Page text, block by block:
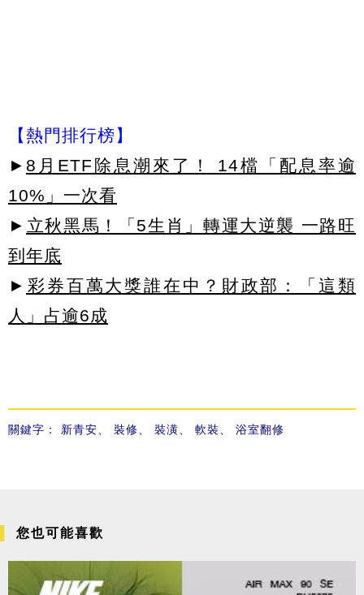
【熱門排行榜】
► 8月ETF除息潮來了！ 14檔「配息率逾
10%」一次看
► 立秋黑馬！「5生肖」轉運大逆襲 一路旺
到年底
► 彩券百萬大獎誰在中？財政部：「這類
人」占逾6成
關鍵字： 新青安 裝修 裝潢 軟裝 浴室翻修
您也可能喜歡